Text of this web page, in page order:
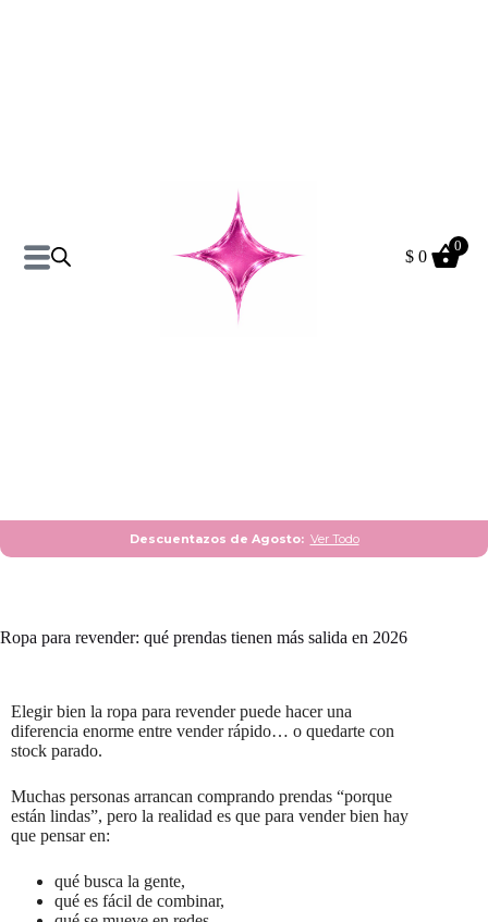
Pantalon Deportivo Berlin
Talles S y M Suaves
$0
0
Descuentazos de Agosto: Ver Todo
Ropa para revender: qué prendas tienen más salida en 2026
Elegir bien la ropa para revender puede hacer una
diferencia enorme entre vender rápido… o quedarte con
stock parado.
Muchas personas arrancan comprando prendas “porque
están lindas”, pero la realidad es que para vender bien hay
que pensar en:
qué busca la gente,
qué es fácil de combinar,